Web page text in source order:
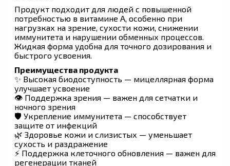
Продукт подходит для людей с повышенной
потребностью в витамине A, особенно при
нагрузках на зрение, сухости кожи, снижении
иммунитета и нарушении обменных процессов.
Жидкая форма удобна для точного дозирования и
быстрого усвоения.
Преимущества продукта
✨ Высокая биодоступность — мицеллярная форма
улучшает усвоение
👁 Поддержка зрения — важен для сетчатки и
ночного зрения
🛡 Укрепление иммунитета — способствует
защите от инфекций
🌿 Здоровье кожи и слизистых — уменьшает
сухость и раздражение
⚡ Поддержка клеточного обновления — важен для
регенерации тканей